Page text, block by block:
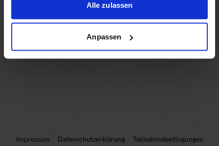
Alle zulassen
Anpassen
Weiter
Impressum Datenschutzerklärung Teilnahmebedingungen